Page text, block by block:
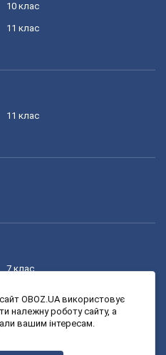
10 клас
11 клас
11 клас
7 клас
9 клас
OBOZ.UA використовує
належну роботу сайту, а
вашим інтересам.